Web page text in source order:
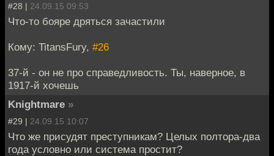
#28 | 24.09.15 09:53
Что-то бояре дряться зачастили
Кому: TitansFury, #26
37-й - он не про справедливость. Ты, наверное, в
1917-й хочешь
Knightmare »
#29 | 24.09.15 10:07
Что же присудят преступникам? Целых полтора-два
года условно или система простит?